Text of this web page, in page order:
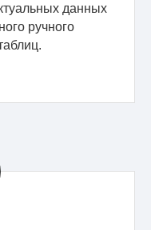
данных
ручного